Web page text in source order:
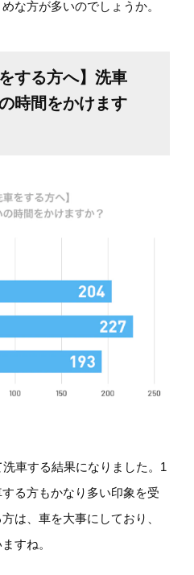
な方が多いのでしょうか。
する方へ】洗車
時間をかけます
車する結果になりました。1
る方もかなり多い印象を受
は、車を大事にしており、
すね。